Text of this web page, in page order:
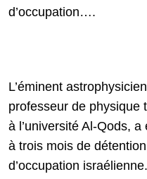
d’occupation….
L’éminent
professeur de physique
à l’université Al-Qods,
à trois mois de
d’occupation israélienne.